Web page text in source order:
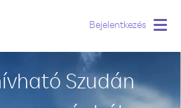
Bejelentkezés
Szudán